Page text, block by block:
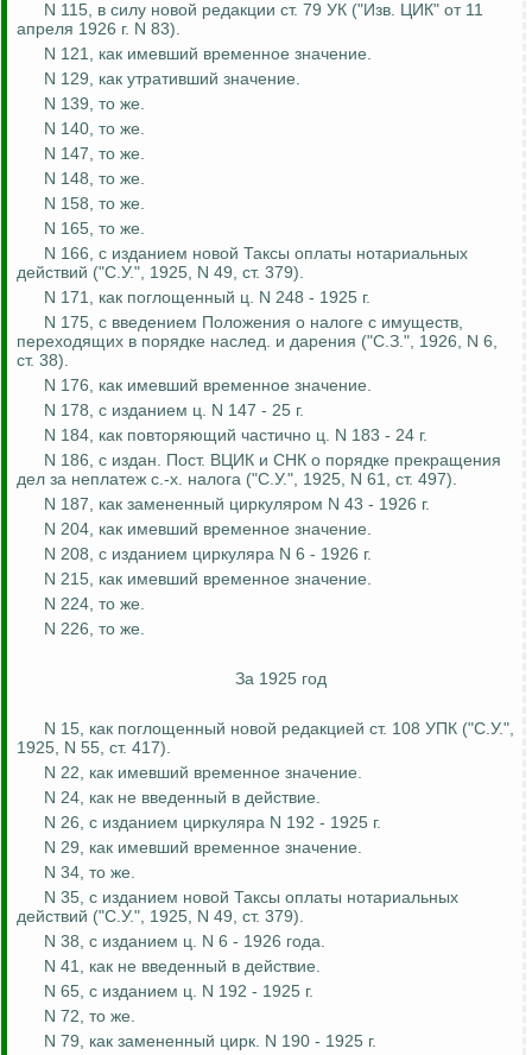
N 115, в силу новой редакции ст. 79 УК ("Изв. ЦИК" от 11
апреля 1926 г. N 83).
N 121, как имевший временное значение.
N 129, как утративший значение.
N 139, то же.
N 140, то же.
N 147, то же.
N 148, то же.
N 158, то же.
N 165, то же.
N 166, с изданием новой Таксы оплаты нотариальных
действий ("С.У.", 1925, N 49, ст. 379).
N 171, как поглощенный ц. N 248 - 1925 г.
N 175, с введением Положения о налоге с имуществ,
переходящих в порядке наслед. и дарения ("С.З.", 1926, N 6,
ст. 38).
N 176, как имевший временное значение.
N 178, с изданием ц. N 147 - 25 г.
N 184, как повторяющий частично ц. N 183 - 24 г.
N 186, с издан. Пост. ВЦИК и СНК о порядке прекращения
дел за неплатеж с.-х. налога ("С.У.", 1925, N 61, ст. 497).
N 187, как замененный циркуляром N 43 - 1926 г.
N 204, как имевший временное значение.
N 208, с изданием циркуляра N 6 - 1926 г.
N 215, как имевший временное значение.
N 224, то же.
N 226, то же.
За 1925 год
N 15, как поглощенный новой редакцией ст. 108 УПК ("С.У.",
1925, N 55, ст. 417).
N 22, как имевший временное значение.
N 24, как не введенный в действие.
N 26, с изданием циркуляра N 192 - 1925 г.
N 29, как имевший временное значение.
N 34, то же.
N 35, с изданием новой Таксы оплаты нотариальных
действий ("С.У.", 1925, N 49, ст. 379).
N 38, с изданием ц. N 6 - 1926 года.
N 41, как не введенный в действие.
N 65, с изданием ц. N 192 - 1925 г.
N 72, то же.
N 79, как замененный цирк. N 190 - 1925 г.